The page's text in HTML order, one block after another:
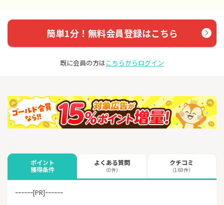
簡単1分！無料会員登録はこちら
既に会員の方はこちらからログイン
ポイント
獲得条件
よくある質問
（0件）
クチコミ
（169件）
ｰｰｰｰｰｰ[PR]ｰｰｰｰｰｰ